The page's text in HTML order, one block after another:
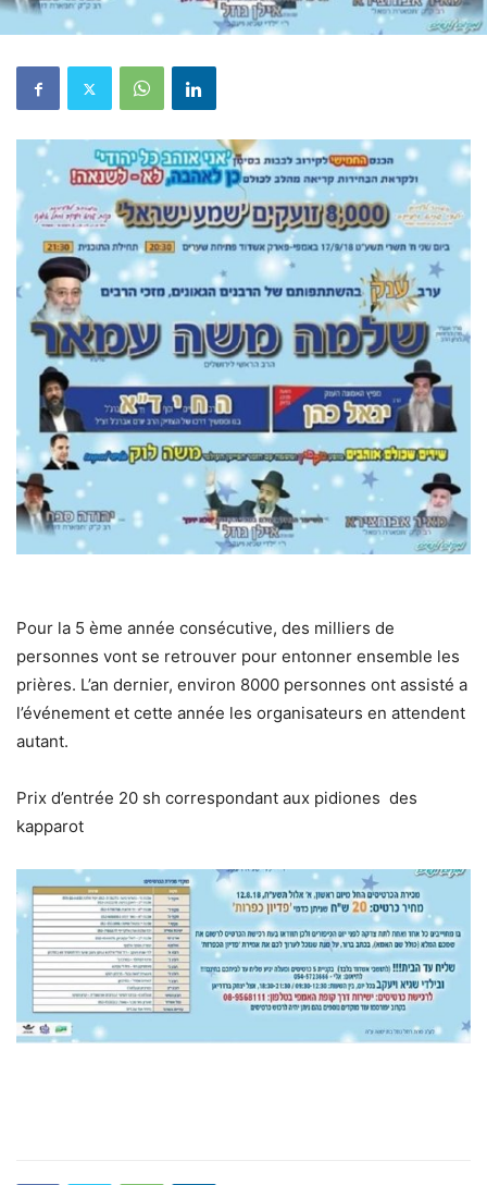
Pour la 5 ème année consécutive, des milliers de
personnes vont se retrouver pour entonner ensemble les
prières. L’an dernier, environ 8000 personnes ont assisté a
l’événement et cette année les organisateurs en attendent
autant.
Prix d’entrée 20 sh correspondant aux pidiones des
kapparot